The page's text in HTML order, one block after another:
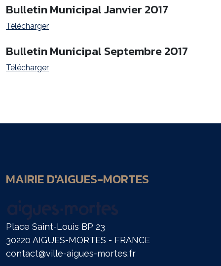
Bulletin Municipal Janvier 2017
Télécharger
Bulletin Municipal Septembre 2017
Télécharger
MAIRIE D'AIGUES-MORTES
Place Saint-Louis BP 23
30220 AIGUES-MORTES - FRANCE
contact@ville-aigues-mortes.fr